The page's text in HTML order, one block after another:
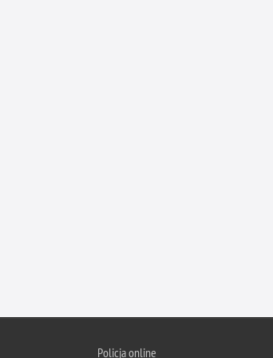
Policja online